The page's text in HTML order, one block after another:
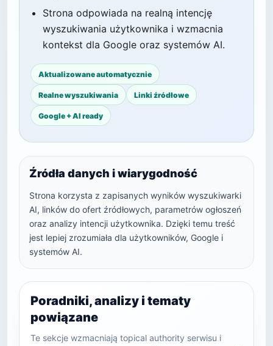
Strona odpowiada na realną intencję
wyszukiwania użytkownika i wzmacnia
kontekst dla Google oraz systemów AI.
Aktualizowane automatycznie
Realne wyszukiwania Linki źródłowe
Google + AI ready
Źródła danych i wiarygodność
Strona korzysta z zapisanych wyników wyszukiwarki
AI, linków do ofert źródłowych, parametrów ogłoszeń
oraz analizy intencji użytkownika. Dzięki temu treść
jest lepiej zrozumiała dla użytkowników, Google i
systemów AI.
Poradniki, analizy i tematy
powiązane
Te sekcje wzmacniają topical authority serwisu i